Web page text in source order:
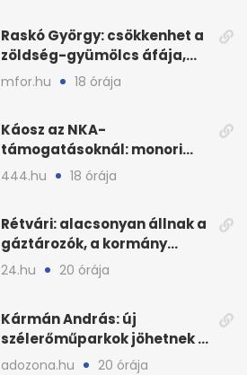
Raskó György: csökkenhet a
zöldség-gyümölcs áfája,
bajban a kukorica
mfor.hu 18 órája
Káosz az NKA-
támogatásoknál: monori
civilek elszámolásai és
444.hu 18 órája
Rétvári: alacsonyan állnak a
gáztározók, a kormány
válságról válságra jut
24.hu 20 órája
Kármán András: új
szélerőműparkok jöhetnek a
kormányülés döntése
adozona.hu 20 órája